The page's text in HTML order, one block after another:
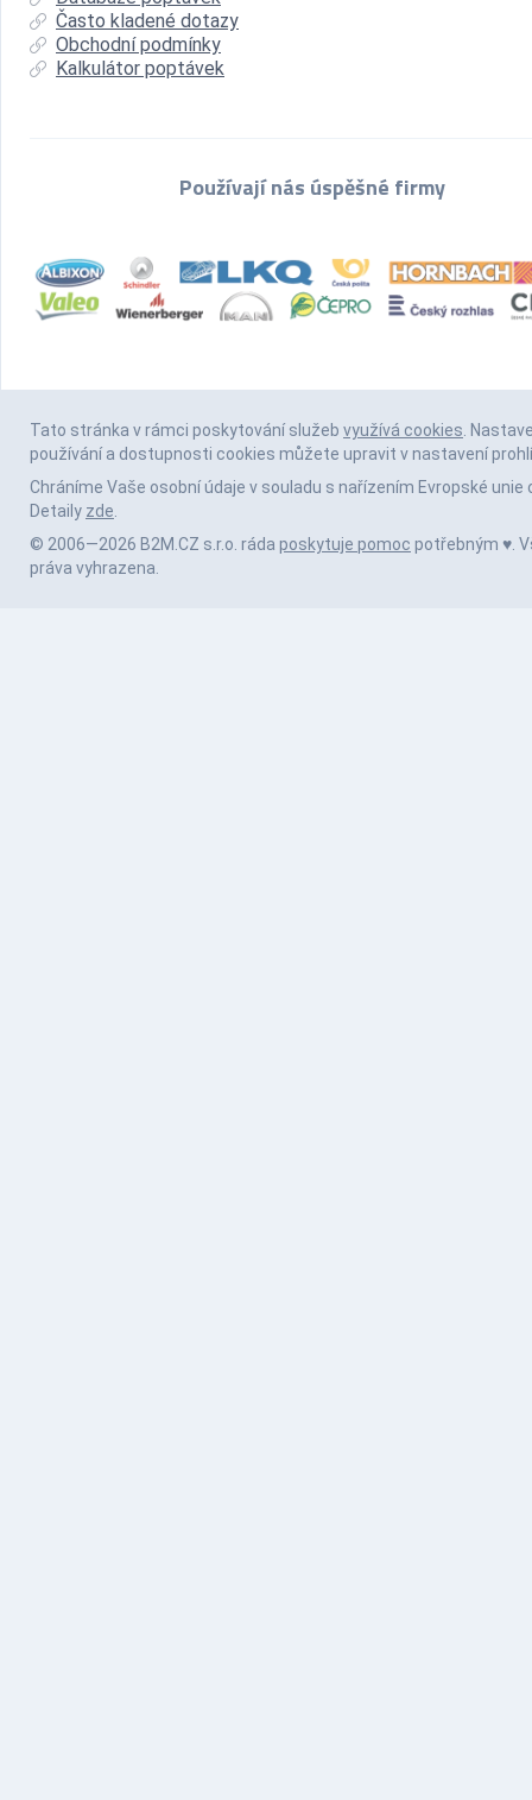
Často kladené dotazy
Obchodní podmínky
Kalkulátor poptávek
Používají nás úspěšné firmy
Tato stránka v rámci poskytování služeb využívá cookies.
používání a dostupnosti cookies můžete upravit v nastavení
Chráníme Vaše osobní údaje v souladu s nařízením Evropské unie
Detaily zde.
© 2006—2026 B2M.CZ s.r.o. ráda poskytuje pomoc potřebným ♥️.
práva vyhrazena.